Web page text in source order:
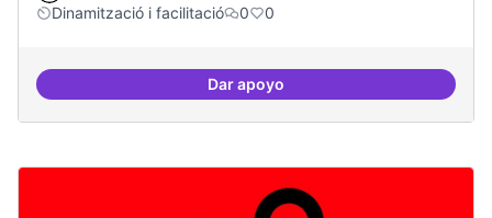
Dinamització i facilitació
0 0
Dar apoyoDinamització de la participació